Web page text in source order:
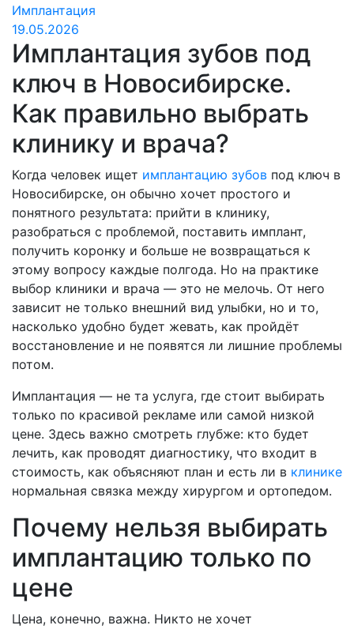
Имплантация
19.05.2026
Имплантация зубов под
ключ в Новосибирске.
Как правильно выбрать
клинику и врача?
Когда человек ищет имплантацию зубов под ключ в
Новосибирске, он обычно хочет простого и
понятного результата: прийти в клинику,
разобраться с проблемой, поставить имплант,
получить коронку и больше не возвращаться к
этому вопросу каждые полгода. Но на практике
выбор клиники и врача — это не мелочь. От него
зависит не только внешний вид улыбки, но и то,
насколько удобно будет жевать, как пройдёт
восстановление и не появятся ли лишние проблемы
потом.
Имплантация — не та услуга, где стоит выбирать
только по красивой рекламе или самой низкой
цене. Здесь важно смотреть глубже: кто будет
лечить, как проводят диагностику, что входит в
стоимость, как объясняют план и есть ли в клинике
нормальная связка между хирургом и ортопедом.
Почему нельзя выбирать
имплантацию только по
цене
Цена, конечно, важна. Никто не хочет